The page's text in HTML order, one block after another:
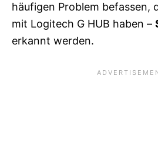
häufigen Problem befassen,
mit Logitech G HUB haben –
erkannt werden.